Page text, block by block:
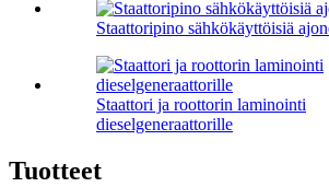
Staattoripino sähkökäyttöisiä
Staattori ja roottorin laminointi
dieselgeneraattorille
Tuotteet